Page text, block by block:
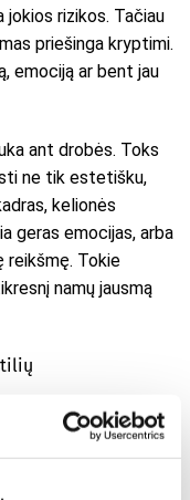
jokios rizikos. Tačiau
priešinga kryptimi.
emociją ar bent jau
ant drobės. Toks
ne tik estetišku,
kelionės
geras emocijas, arba
reikšmę. Tokie
namų jausmą
viena mintis:
Todėl ant sienų vis
klasikiniai motyvai,